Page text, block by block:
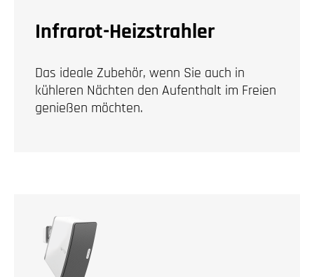
Infrarot-Heizstrahler
Das ideale Zubehör, wenn Sie auch in
kühleren Nächten den Aufenthalt im Freien
genießen möchten.